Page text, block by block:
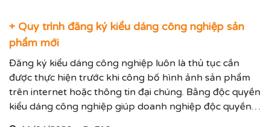
+ Quy trình đăng ký kiểu dáng công nghiệp sản
phẩm mới
Đăng ký kiểu dáng công nghiệp luôn là thủ tục cần
được thực hiện trước khi công bố hình ảnh sản phẩm
trên internet hoặc thông tin đại chúng. Bằng độc quyền
kiểu dáng công nghiệp giúp doanh nghiệp độc quyền